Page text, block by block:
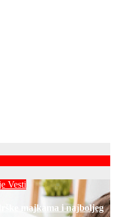
Vesti
majkama i najboljeg